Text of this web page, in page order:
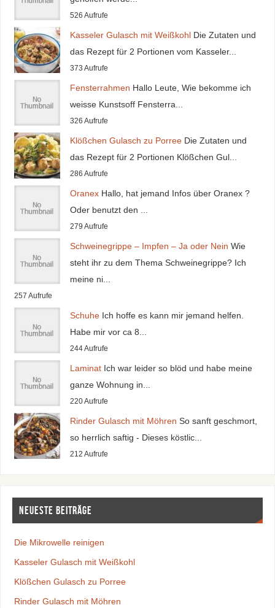
526 Aufrufe
Kasseler Gulasch mit Weißkohl Die Zutaten und
das Rezept für 2 Portionen vom Kasseler...
373 Aufrufe
Fensterrahmen Hallo Leute, Wie bekomme ich
weisse Kunstsoff Fensterra...
326 Aufrufe
Klößchen Gulasch zu Porree Die Zutaten und
das Rezept für 2 Portionen Klößchen Gul...
286 Aufrufe
Oranex Hallo, hat jemand Infos über Oranex ?
Oder benutzt den ...
279 Aufrufe
Schweinegrippe – Impfen – Ja oder Nein Wie
steht ihr zu dem Thema Schweinegrippe? Ich
meine ni...
257 Aufrufe
Schuhe Ich hoffe es kann mir jemand helfen.
Habe mir vor ca 8...
244 Aufrufe
Laminat Ich war leider so blöd und habe meine
ganze Wohnung in...
220 Aufrufe
Rinder Gulasch mit Möhren So sanft geschmort,
so herrlich saftig - Dieses köstlic...
212 Aufrufe
Neueste Beiträge
Die Mikrowelle reinigen
Kasseler Gulasch mit Weißkohl
Klößchen Gulasch zu Porree
Rinder Gulasch mit Möhren